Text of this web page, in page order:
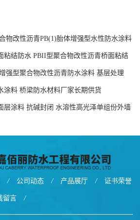
物改性沥青PB(1)胎体增强型水性防水涂料
粘结防水 PBII型聚合物改性沥青桥面粘结
强型聚合物改性沥青防水涂料 基层处理
说
涂料 桥梁防水材料厂家长期供货
层涂料 抗碱封闭 水溶性高光泽单组份外墙
/ 公司动态 / 产品展厅 / 证书荣誉
留言 /